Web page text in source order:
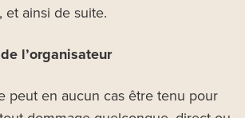
et ainsi de suite.
l’organisateur
peut en aucun cas être tenu pour